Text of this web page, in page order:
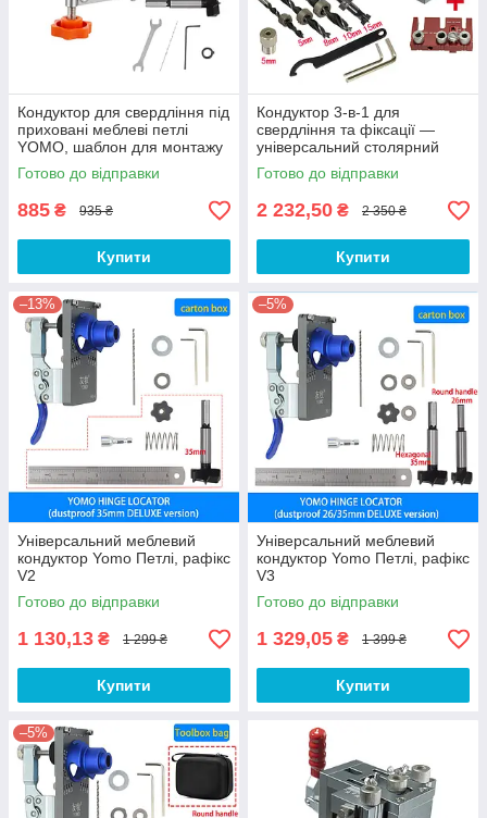
Кондуктор для свердління під
приховані меблеві петлі
YOMO, шаблон для монтажу
петель
Готово до відправки
885 ₴ 935 ₴
Купити
Кондуктор 3-в-1 для
свердління та фіксації —
універсальний столярний
шаблон із швидким
затискачем V4
Готово до відправки
2 232,50 ₴ 2 350 ₴
Купити
–13%
Універсальний меблевий
кондуктор Yomo Петлі, рафікс
V2
Готово до відправки
1 130,13 ₴ 1 299 ₴
Купити
–5%
Універсальний меблевий
кондуктор Yomo Петлі, рафікс
V3
Готово до відправки
1 329,05 ₴ 1 399 ₴
Купити
–5%